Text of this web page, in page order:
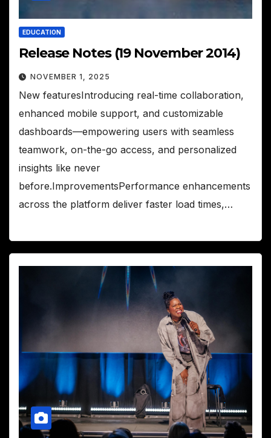
EDUCATION
Release Notes (19 November 2014)
NOVEMBER 1, 2025
New featuresIntroducing real-time collaboration,
enhanced mobile support, and customizable
dashboards—empowering users with seamless
teamwork, on-the-go access, and personalized
insights like never
before.ImprovementsPerformance enhancements
across the platform deliver faster load times,…